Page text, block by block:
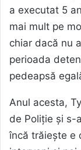
a executat 5
mai mult pe
chiar dacă nu
perioada
pedeapsă
Anul acesta,
de Poliție și s-
încă trăiește e